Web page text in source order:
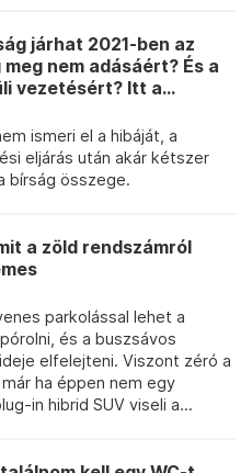
járhat 2021-ben az
nem adásáért? És a
vezetésért? Itt a...
ismeri el a hibáját, a
eljárás után akár kétszer
bírság összege.
a zöld rendszámról
parkolással lehet a
és a buszsávos
elfelejteni. Viszont zéró a
ha éppen nem egy
in hibrid SUV viseli a...